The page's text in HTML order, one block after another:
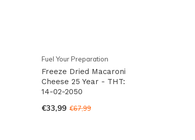
Fuel Your Preparation
Freeze Dried Macaroni
Cheese 25 Year - THT:
14-02-2050
€33,99 €67,99